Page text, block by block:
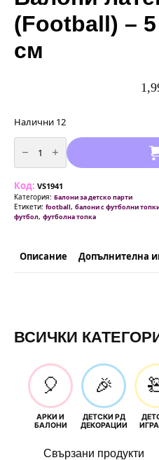
(Football) –
см
Налични 12
количество
за
Балони
латекс
(Football)
-
5
броя
-
Код: VS1941
Категория: Балони за детско парти
Етикети: football, балони с футболни
футбол, футболна топка
Описание Допълнителна
ВСИЧКИ
🎈
АРКИ И
БАЛОНИ
🎉
ДЕТСКИ РД
ДЕКОРАЦИИ
Свързани продукти